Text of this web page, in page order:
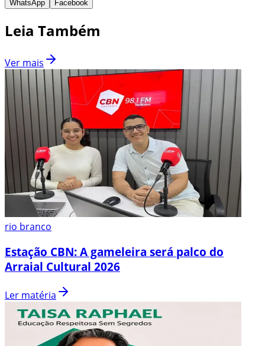
WhatsApp Facebook
Leia Também
Ver mais
rio branco
Estação CBN: A gameleira será palco do
Arraial Cultural 2026
Ler matéria